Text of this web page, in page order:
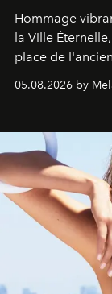
Hommage
la Ville
place de
05.08.2026 by